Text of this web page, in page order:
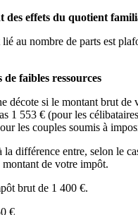
des effets du quotient
au nombre de parts est
de faibles ressources
décote si le montant brut de
1 553 € (pour les
les couples soumis à
la différence entre, selon le
montant de votre impôt.
brut de 1 400 €.
€